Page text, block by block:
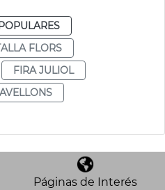
FLORS
FIRA JULIOL
Páginas de Interés